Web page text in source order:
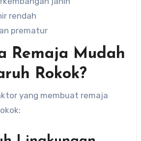
rendah
prematur
Remaja Mudah
Rokok?
yang membuat remaja